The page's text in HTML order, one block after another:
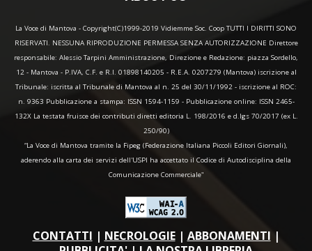
La Voce di Mantova - Copyright(C)1999-2019 Vidiemme Soc. Coop TUTTI I DIRITTI SONO
RISERVATI. NESSUNA RIPRODUZIONE PERMESSA SENZA AUTORIZZAZIONE Direttore
responsabile: Alessio Tarpini Amministrazione, Direzione e Redazione: piazza Sordello,
12 - Mantova - P.IVA, C.F. e R.I. 01898140205 - R.E.A. 0207279 (Mantova) iscrizione al
Tribunale: iscritta al Tribunale di Mantova al n. 25 del 30/11/1992 - iscrizione al ROC:
n. 9363 Pubblicazione a stampa: ISSN 1594-1159 - Pubblicazione online: ISSN 2465-
132X La testata fruisce dei contributi diretti editoria L. 198/2016 e d.lgs 70/2017 (ex L.
250/90)
“La Voce di Mantova tramite la Fipeg (Federazione Italiana Piccoli Editori Giornali),
aderendo alla carta dei servizi dell'USPI ha accettato il Codice di Autodisciplina della
Comunicazione Commerciale"
CONTATTI | NECROLOGIE| ABBONAMENTI |